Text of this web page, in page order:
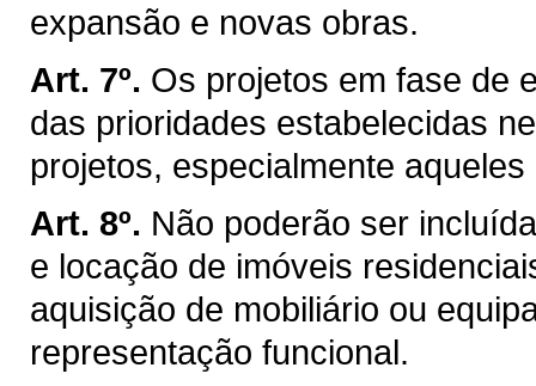
expansão e novas obras.
Art. 7º. Os projetos em fase de
das prioridades estabelecidas
projetos, especialmente
Art. 8º. Não poderão ser
e locação de imóveis
aquisição de mobiliário ou
representação funcional.